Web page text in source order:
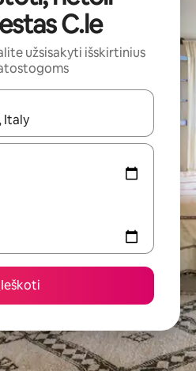
C.le
užsisakyti išskirtinius
rezultatai, juos naršyti galite
Ieškoti